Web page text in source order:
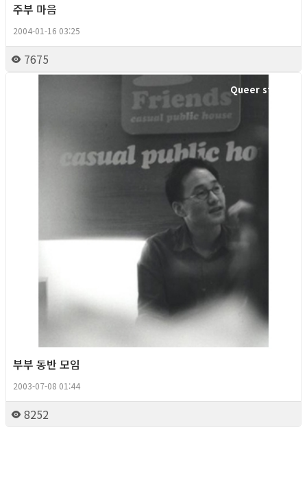
주부 마음
2004-01-16 03:25
7675
Queer story
부부 동반 모임
2003-07-08 01:44
8252